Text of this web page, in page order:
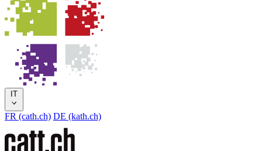
IT
FR (cath.ch) DE (kath.ch)